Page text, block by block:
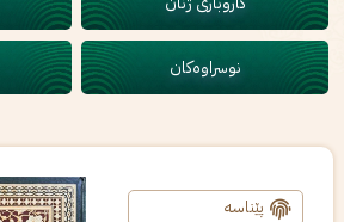
نوسراوەکان
پێناسە